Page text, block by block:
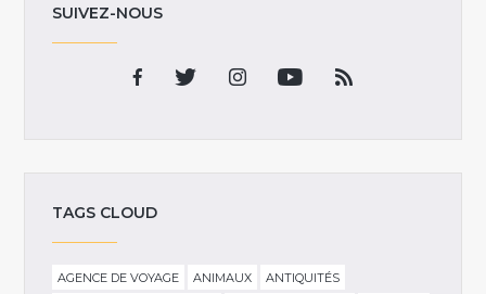
SUIVEZ-NOUS
TAGS CLOUD
AGENCE DE VOYAGE ANIMAUX
ANTIQUITÉS